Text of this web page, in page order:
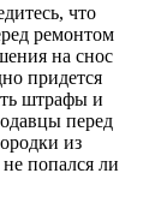
что
ремонтом
на снос
придется
штрафы и
перед
из
попался ли